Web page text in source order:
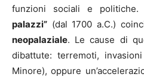
funzioni sociali e
palazzi” (dal 1700 a.C.)
neopalaziale. Le cause di
dibattute: terremoti,
Minore), oppure